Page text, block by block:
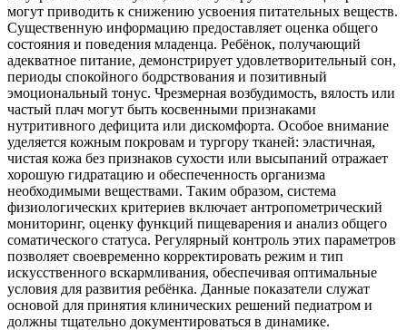
могут приводить к снижению усвоения питательных веществ.
Существенную информацию предоставляет оценка общего
состояния и поведения младенца. Ребёнок, получающий
адекватное питание, демонстрирует удовлетворительный сон,
периоды спокойного бодрствования и позитивный
эмоциональный тонус. Чрезмерная возбудимость, вялость или
частый плач могут быть косвенными признаками
нутритивного дефицита или дискомфорта. Особое внимание
уделяется кожным покровам и тургору тканей: эластичная,
чистая кожа без признаков сухости или высыпаний отражает
хорошую гидратацию и обеспеченность организма
необходимыми веществами. Таким образом, система
физиологических критериев включает антропометрический
мониторинг, оценку функций пищеварения и анализ общего
соматического статуса. Регулярный контроль этих параметров
позволяет своевременно корректировать режим и тип
искусственного вскармливания, обеспечивая оптимальные
условия для развития ребёнка. Данные показатели служат
основой для принятия клинических решений педиатром и
должны тщательно документироваться в динамике.